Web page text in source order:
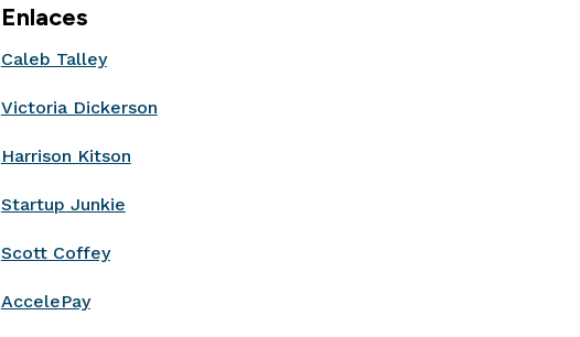
Enlaces
Caleb Talley
Victoria Dickerson
Harrison Kitson
Startup Junkie
Scott Coffey
AccelePay